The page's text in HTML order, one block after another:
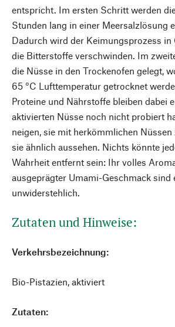
entspricht. Im ersten Schritt werden
Stunden lang in einer Meersalzlösung
Dadurch wird der Keimungsprozess in
die Bitterstoffe verschwinden. Im
die Nüsse in den Trockenofen gelegt,
65 °C Lufttemperatur getrocknet
Proteine und Nährstoffe bleiben dabei
aktivierten Nüsse noch nicht probiert
neigen, sie mit herkömmlichen Nüssen
sie ähnlich aussehen. Nichts könnte
Wahrheit entfernt sein: Ihr volles
ausgeprägter Umami-Geschmack sind
unwiderstehlich.
Zutaten und Hinweise:
Verkehrsbezeichnung:
Bio-Pistazien, aktiviert
Zutaten: